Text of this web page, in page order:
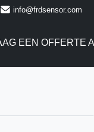
info@frdsensor.com
EEN OFFERTE